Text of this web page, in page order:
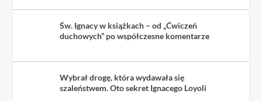
Św. Ignacy w książkach – od „Ćwiczeń
duchowych” po współczesne komentarze
Wybrał drogę, która wydawała się
szaleństwem. Oto sekret Ignacego Loyoli